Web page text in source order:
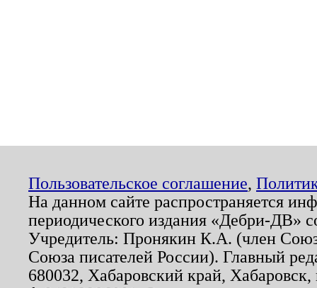
Пользовательское соглашение,
На данном сайте распространяется
периодического издания «Дебри-ДВ»
Учредитель: Пронякин К.А. (член
Союза писателей России). Главный
680032, Хабаровский край,